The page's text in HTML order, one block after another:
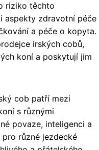
riziko těchto
aspekty zdravotní péče
a péče o kopyta.
irských cobů,
koní a poskytují jim
cob patří mezi
s různými
povaze, inteligenci a
různé jezdecké